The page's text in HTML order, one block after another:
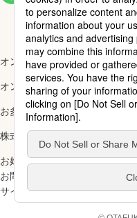
へ
オンラインショップ楽天市場店
オンラインショップYahoo!店
お多福醸造株式会社
株式会社ナカガワ
お好み焼アカデミー
お問い合わせ
サイトマップ